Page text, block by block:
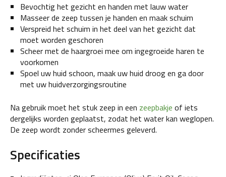
Bevochtig het gezicht en handen met lauw water
Masseer de zeep tussen je handen en maak schuim
Verspreid het schuim in het deel van het gezicht dat
moet worden geschoren
Scheer met de haargroei mee om ingegroeide haren te
voorkomen
Spoel uw huid schoon, maak uw huid droog en ga door
met uw huidverzorgingsroutine
Na gebruik moet het stuk zeep in een zeepbakje of iets
dergelijks worden geplaatst, zodat het water kan weglopen.
De zeep wordt zonder scheermes geleverd.
Specificaties